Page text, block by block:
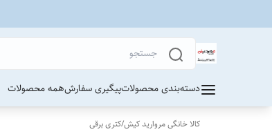
دسته‌بندی محصولاتپیگیری سفارشهمه محصولات
کالا خانگی مروارید کیش/کتری برقی